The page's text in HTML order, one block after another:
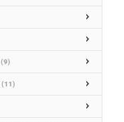
(9)
(11)